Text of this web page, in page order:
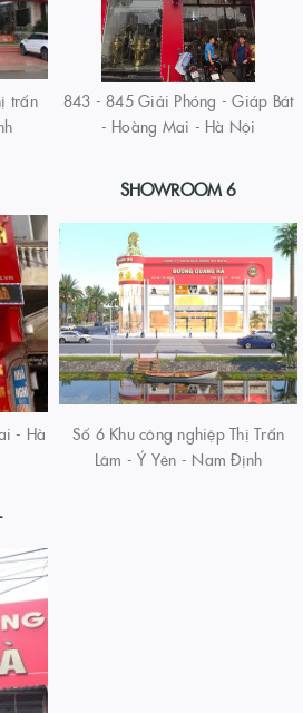
trấn
843 - 845 Giải Phóng - Giáp Bát
- Hoàng Mai - Hà Nội
- Hà
SHOWROOM 6
Số 6 Khu công nghiệp Thị Trấn
Lâm - Ý Yên - Nam Định